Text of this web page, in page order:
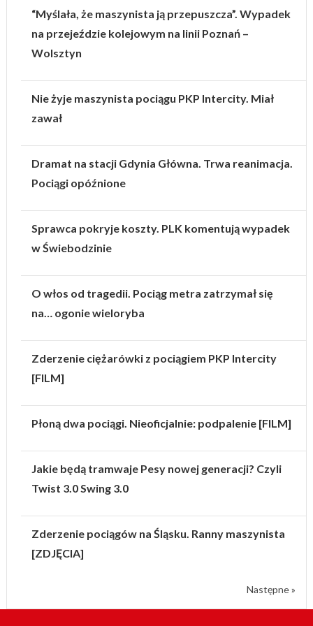
“Myślała, że maszynista ją przepuszcza”. Wypadek
na przejeździe kolejowym na linii Poznań –
Wolsztyn
Nie żyje maszynista pociągu PKP Intercity. Miał
zawał
Dramat na stacji Gdynia Główna. Trwa reanimacja.
Pociągi opóźnione
Sprawca pokryje koszty. PLK komentują wypadek
w Świebodzinie
O włos od tragedii. Pociąg metra zatrzymał się
na… ogonie wieloryba
Zderzenie ciężarówki z pociągiem PKP Intercity
[FILM]
Płoną dwa pociągi. Nieoficjalnie: podpalenie [FILM]
Jakie będą tramwaje Pesy nowej generacji? Czyli
Twist 3.0 Swing 3.0
Zderzenie pociągów na Śląsku. Ranny maszynista
[ZDJĘCIA]
Następne »